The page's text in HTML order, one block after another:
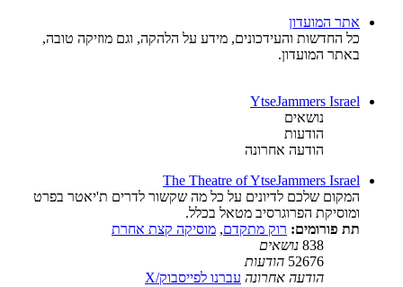
אתר המועדון
כל החדשות והעידכונים, מידע על הלהקה, וגם מוזיקה טובה,
באתר המועדון.
YtseJammers Israel
נושאים
הודעות
הודעה אחרונה
The Theatre of YtseJammers Israel
המקום שלכם לדיונים על כל מה שקשור לדרים ת'יאטר בפרט
ומוסיקת הפרוגרסיב מטאל בכלל.
תת פורומים: רוק מתקדם, מוסיקה קצת אחרת
838 נושאים
52676 הודעות
הודעה אחרונה עברנו לפייסבוק/X